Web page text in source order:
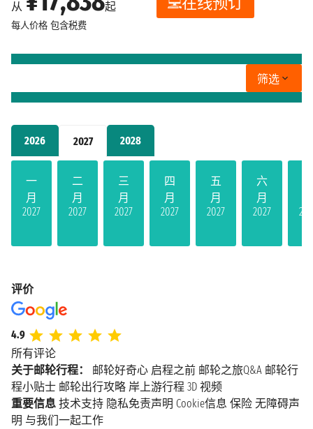
2026 2027 2028
一
月
2027
二
月
2027
三
月
2027
四
月
2027
五
月
2027
六
月
2027
从 起
每人价格 包含税费
筛选
评价
4.9
所有评论
关于邮轮行程：
邮轮好奇心 启程之前 邮轮之旅Q&A 邮轮行
程小贴士 邮轮出行攻略 岸上游行程 3D 视频
重要信息 技术支持 隐私免责声明 Cookie信息 保险 无障碍声
明 与我们一起工作